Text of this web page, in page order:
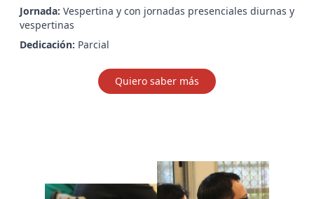
Jornada: Vespertina y con jornadas presenciales diurnas y
vespertinas
Dedicación: Parcial
Quiero saber más